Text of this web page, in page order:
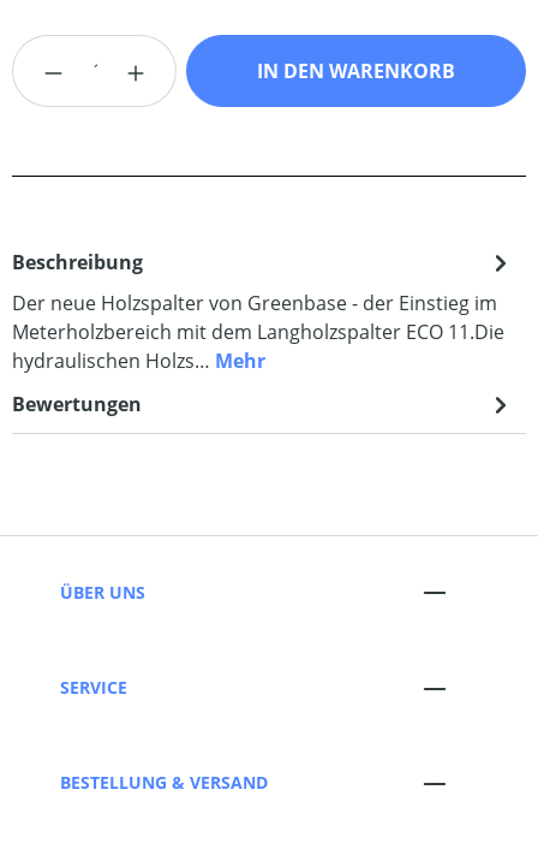
Produkt Anzahl: Gib den gewünschten
IN DEN WARENKORB
Beschreibung
Der neue Holzspalter von Greenbase - der Einstieg im
Meterholzbereich mit dem Langholzspalter ECO 11.Die
hydraulischen Holzs… Mehr
Bewertungen
ÜBER UNS
SERVICE
BESTELLUNG & VERSAND